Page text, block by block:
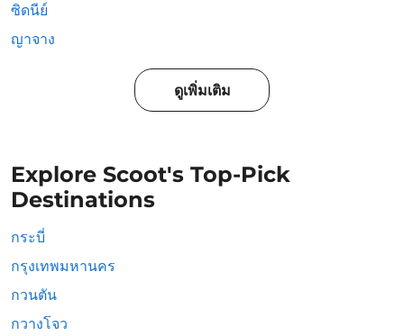
ซิดนีย์
ญาจาง
ดูเพิ่มเติม
Explore Scoot's Top-Pick
Destinations
กระบี่
กรุงเทพมหานคร
กวนตัน
กวางโจว